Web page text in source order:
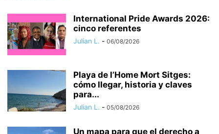
International Pride Awards 2026:
cinco referentes
Julian L. - 06/08/2026
Playa de l’Home Mort Sitges:
cómo llegar, historia y claves
para...
Julian L. - 05/08/2026
Un mapa para que el derecho a